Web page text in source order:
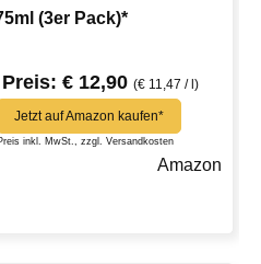
(3er Pack)*
Preis: € 12,90 (€ 11,47 / l)
Jetzt auf Amazon kaufen*
inkl. MwSt., zzgl. Versandkosten
Amazon